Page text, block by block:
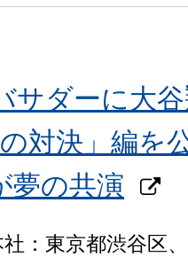
サダーに大
対決」編
夢の共演
：東京都渋谷区